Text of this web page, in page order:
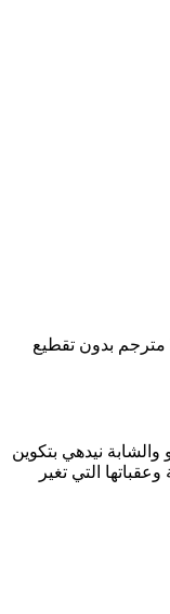
استمتع بمشاهدة فيلم Love Mocktail 3 2026 مترجم بدون تقطيع
والشابة نيدهي بتكوين
التي تغير